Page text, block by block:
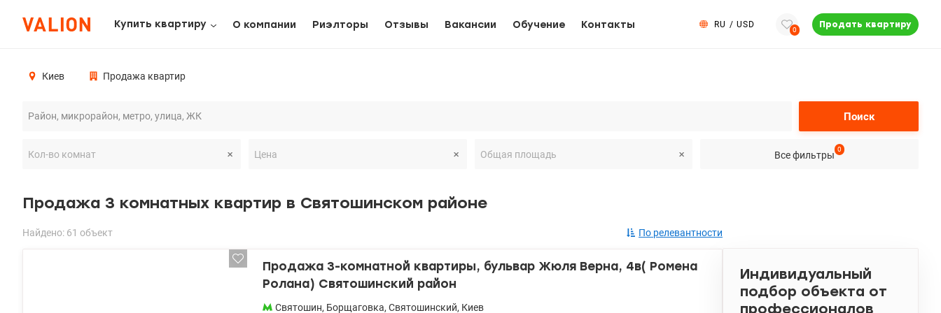
Купить квартиру О компании Риэлторы Отзывы Вакансии Обучение Контакты RU / USD
0
Продать квартиру
Киев Продажа квартир
Поиск
Все фильтры
0
Продажа 3 комнатных квартир в Святошинском районе
Найдено: 61 объект По релевантности
Продажа 3-комнатной квартиры, бульвар Жюля Верна, 4в( Ромена
Ролана) Святошинский район
Святошин, Борщаговка, Святошинский, Киев
Индивидуальный
подбор объекта от
профессионалов